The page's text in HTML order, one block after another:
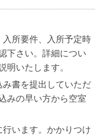
所要件、入所予定時
下さい。詳細につい
明いたします。
み書を提出していただ
みの早い方から空室
います。かかりつけ